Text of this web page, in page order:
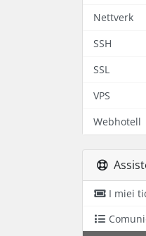
Nettverk
SSH
SSL
VPS
Webhotell
I miei